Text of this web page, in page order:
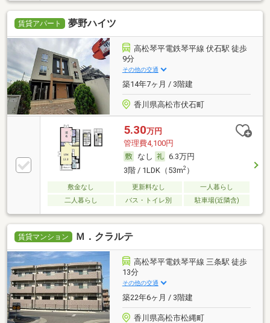
賃貸アパート 夢野ハイツ
高松琴平電鉄琴平線 伏石駅 徒歩
9分
その他の交通
築14年7ヶ月 / 3階建
香川県高松市伏石町
5.30万円
管理費4,100円
なし
6.3万円
3階 / 1LDK（53m2）
敷金なし 更新料なし
一人暮らし
二人暮らし
バス・トイレ別 駐車場(近隣含)
賃貸マンション Ｍ．クラルテ
高松琴平電鉄琴平線 三条駅 徒歩
13分
その他の交通
築22年6ヶ月 / 3階建
香川県高松市松縄町